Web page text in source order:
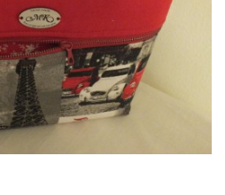
jk-laguna@seznam.cz